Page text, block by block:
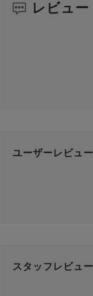
レビュー
ユーザーレビュー
スタッフレビュー